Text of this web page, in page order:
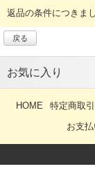
返品の条件につきま
戻る
お気に入り
HOME 特定商取
お支